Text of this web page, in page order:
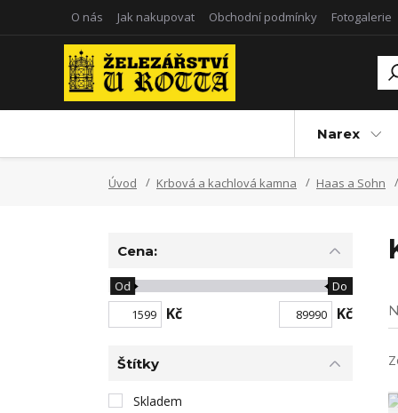
O nás Jak nakupovat Obchodní podmínky Fotogalerie
Narex
Úvod Krbová a kachlová kamna Haas a Sohn
Cena:
Kč
Od Do
Kč
Štítky
Skladem